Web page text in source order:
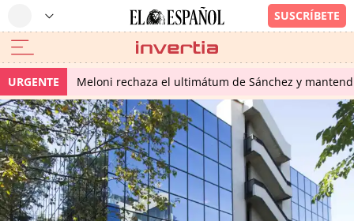
URGENTE Meloni rechaza el ultimátum de Sánchez y